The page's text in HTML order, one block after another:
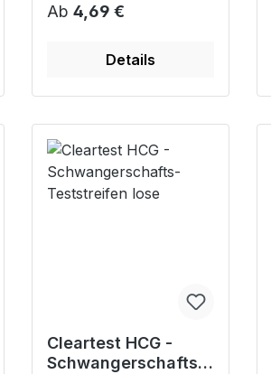
Regulärer Preis:
Ab4,69 €
Details
Cleartest HCG -
Schwangerschafts-